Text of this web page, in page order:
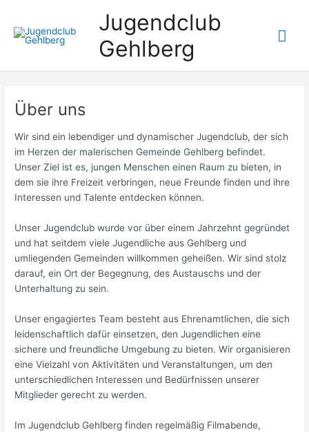
springen
Jugendclub
Gehlberg
Über uns
Wir sind ein lebendiger und dynamischer Jugendclub, der sich
im Herzen der malerischen Gemeinde Gehlberg befindet.
Unser Ziel ist es, jungen Menschen einen Raum zu bieten, in
dem sie ihre Freizeit verbringen, neue Freunde finden und ihre
Interessen und Talente entdecken können.
Unser Jugendclub wurde vor über einem Jahrzehnt gegründet
und hat seitdem viele Jugendliche aus Gehlberg und
umliegenden Gemeinden willkommen geheißen. Wir sind stolz
darauf, ein Ort der Begegnung, des Austauschs und der
Unterhaltung zu sein.
Unser engagiertes Team besteht aus Ehrenamtlichen, die sich
leidenschaftlich dafür einsetzen, den Jugendlichen eine
sichere und freundliche Umgebung zu bieten. Wir organisieren
eine Vielzahl von Aktivitäten und Veranstaltungen, um den
unterschiedlichen Interessen und Bedürfnissen unserer
Mitglieder gerecht zu werden.
Im Jugendclub Gehlberg finden regelmäßig Filmabende,